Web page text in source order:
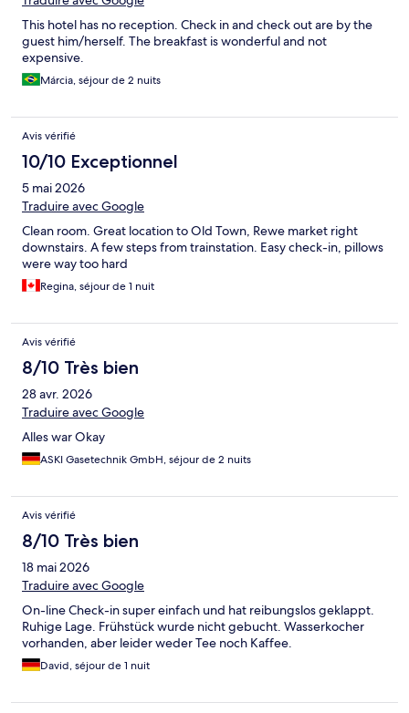
This hotel has no reception. Check in and check out are by the
guest him/herself. The breakfast is wonderful and not
expensive.
Márcia, séjour de 2 nuits
Avis vérifié
10/10 Exceptionnel
5 mai 2026
Traduire avec Google
Clean room. Great location to Old Town, Rewe market right
downstairs. A few steps from trainstation. Easy check-in, pillows
were way too hard
Regina, séjour de 1 nuit
Avis vérifié
8/10 Très bien
28 avr. 2026
Traduire avec Google
Alles war Okay
ASKI Gasetechnik GmbH, séjour de 2 nuits
Avis vérifié
8/10 Très bien
18 mai 2026
Traduire avec Google
On-line Check-in super einfach und hat reibungslos geklappt.
Ruhige Lage. Frühstück wurde nicht gebucht. Wasserkocher
vorhanden, aber leider weder Tee noch Kaffee.
David, séjour de 1 nuit